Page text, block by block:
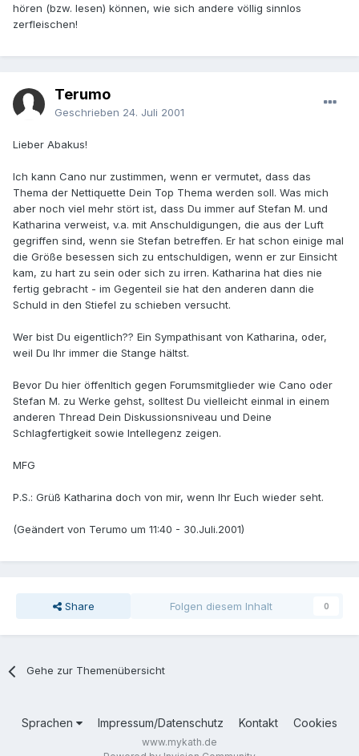
hören (bzw. lesen) können, wie sich andere völlig sinnlos
zerfleischen!
Terumo
Geschrieben 24. Juli 2001
Lieber Abakus!
Ich kann Cano nur zustimmen, wenn er vermutet, dass das
Thema der Nettiquette Dein Top Thema werden soll. Was mich
aber noch viel mehr stört ist, dass Du immer auf Stefan M. und
Katharina verweist, v.a. mit Anschuldigungen, die aus der Luft
gegriffen sind, wenn sie Stefan betreffen. Er hat schon einige mal
die Größe besessen sich zu entschuldigen, wenn er zur Einsicht
kam, zu hart zu sein oder sich zu irren. Katharina hat dies nie
fertig gebracht - im Gegenteil sie hat den anderen dann die
Schuld in den Stiefel zu schieben versucht.
Wer bist Du eigentlich?? Ein Sympathisant von Katharina, oder,
weil Du Ihr immer die Stange hältst.
Bevor Du hier öffenltich gegen Forumsmitglieder wie Cano oder
Stefan M. zu Werke gehst, solltest Du vielleicht einmal in einem
anderen Thread Dein Diskussionsniveau und Deine
Schlagfertigkeit sowie Intellegenz zeigen.
MFG
P.S.: Grüß Katharina doch von mir, wenn Ihr Euch wieder seht.
(Geändert von Terumo um 11:40 - 30.Juli.2001)
Share Folgen diesem Inhalt 0
Gehe zur Themenübersicht
Sprachen Impressum/Datenschutz Kontakt Cookies
www.mykath.de